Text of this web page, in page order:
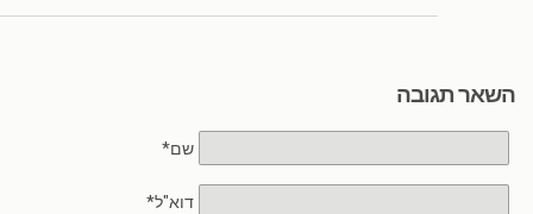
השאר תגובה
שם*
דוא"ל*